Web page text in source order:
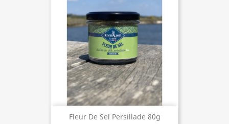
Fleur De Sel Persillade 80g